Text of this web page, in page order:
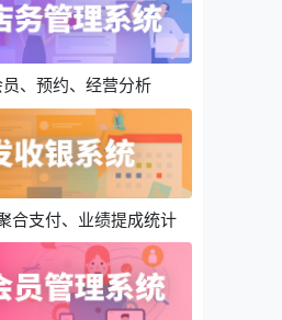
、预约、经营分析
合支付、业绩提成统计